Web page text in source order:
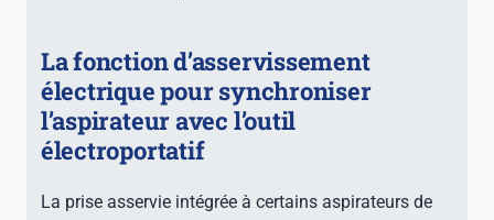
La fonction d’asservissement
électrique pour synchroniser
l’aspirateur avec l’outil
électroportatif
La prise asservie intégrée à certains aspirateurs de